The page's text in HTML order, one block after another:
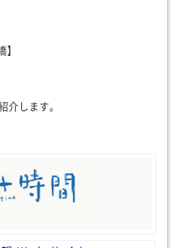
】
介します。